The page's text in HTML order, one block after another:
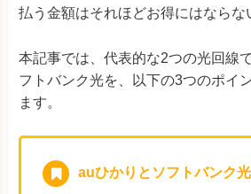
払う金額はそれほどお得にはならな
本記事では、代表的な2つの光回線
フトバンク光を、以下の3つのポイ
ます。
auひかりとソフトバンク